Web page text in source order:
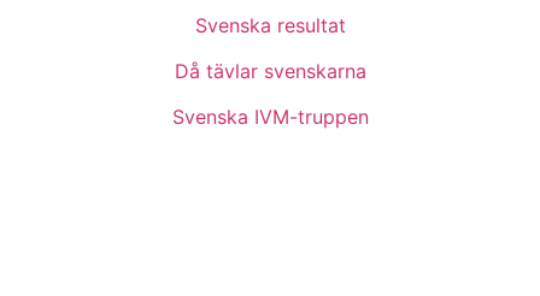
Svenska resultat
Då tävlar svenskarna
Svenska IVM-truppen